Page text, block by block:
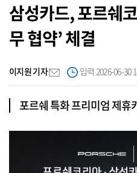
삼성카드, 포르쉐
무 협약’ 체결
이지원 기자 입력 2026-06-30
포르쉐 특화 프리미엄 제휴